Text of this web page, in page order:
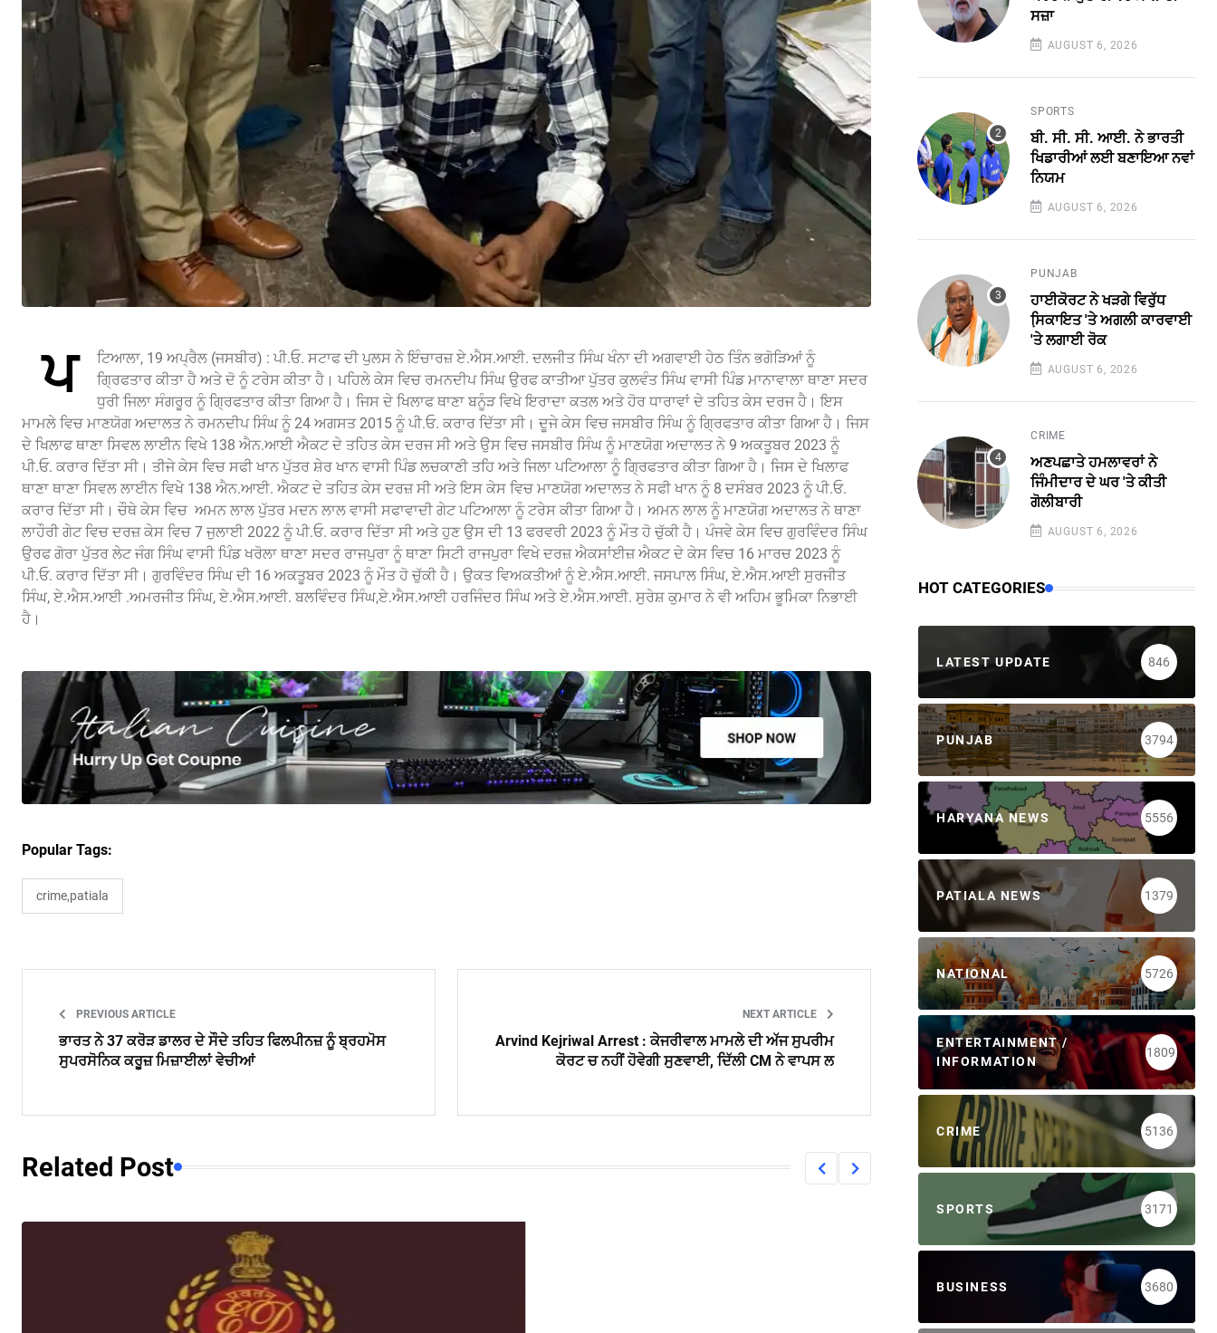
ਪ
ਟਿਆਲਾ, 19 ਅਪ੍ਰੈਲ (ਜਸਬੀਰ) : ਪੀ.ਓ. ਸਟਾਫ ਦੀ ਪੁਲਸ ਨੇ ਇੰਚਾਰਜ਼ ਏ.ਐਸ.ਆਈ. ਦਲਜੀਤ ਸਿੰਘ ਖੰਨਾ ਦੀ ਅਗਵਾਈ ਹੇਠ ਤਿੰਨ ਭਗੋੜਿਆਂ ਨੂੰ
ਗਿ੍ਰਫਤਾਰ ਕੀਤਾ ਹੈ ਅਤੇ ਦੋ ਨੂੰ ਟਰੇਸ ਕੀਤਾ ਹੈ। ਪਹਿਲੇ ਕੇਸ ਵਿਚ ਰਮਨਦੀਪ ਸਿੰਘ ਉਰਫ ਕਾਤੀਆ ਪੁੱਤਰ ਕੁਲਵੰਤ ਸਿੰਘ ਵਾਸੀ ਪਿੰਡ ਮਾਨਾਵਾਲਾ ਥਾਣਾ ਸਦਰ
ਧੁਰੀ ਜਿਲਾ ਸੰਗਰੂਰ ਨੂੰ ਗਿ੍ਰਫਤਾਰ ਕੀਤਾ ਗਿਆ ਹੈ। ਜਿਸ ਦੇ ਖਿਲਾਫ ਥਾਣਾ ਬਨੂੰੜ ਵਿਖੇ ਇਰਾਦਾ ਕਤਲ ਅਤੇ ਹੋਰ ਧਾਰਾਵਾਂ ਦੇ ਤਹਿਤ ਕੇਸ ਦਰਜ ਹੈ। ਇਸ
ਮਾਮਲੇ ਵਿਚ ਮਾਣਯੋਗ ਅਦਾਲਤ ਨੇ ਰਮਨਦੀਪ ਸਿੰਘ ਨੂੰ 24 ਅਗਸਤ 2015 ਨੂੰ ਪੀ.ਓ. ਕਰਾਰ ਦਿੱਤਾ ਸੀ। ਦੂਜੇ ਕੇਸ ਵਿਚ ਜਸਬੀਰ ਸਿੰਘ ਨੂੰ ਗਿ੍ਰਫਤਾਰ ਕੀਤਾ ਗਿਆ ਹੈ। ਜਿਸ
ਦੇ ਖਿਲਾਫ ਥਾਣਾ ਸਿਵਲ ਲਾਈਨ ਵਿਖੇ 138 ਐਨ.ਆਈ ਐਕਟ ਦੇ ਤਹਿਤ ਕੇਸ ਦਰਜ ਸੀ ਅਤੇ ਉਸ ਵਿਚ ਜਸਬੀਰ ਸਿੰਘ ਨੂੰ ਮਾਣਯੋਗ ਅਦਾਲਤ ਨੇ 9 ਅਕਤੂਬਰ 2023 ਨੂੰ
ਪੀ.ਓ. ਕਰਾਰ ਦਿੱਤਾ ਸੀ। ਤੀਜੇ ਕੇਸ ਵਿਚ ਸਫੀ ਖਾਨ ਪੁੱਤਰ ਸ਼ੇਰ ਖਾਨ ਵਾਸੀ ਪਿੰਡ ਲਚਕਾਣੀ ਤਹਿ ਅਤੇ ਜਿਲਾ ਪਟਿਆਲਾ ਨੂੰ ਗਿ੍ਰਫਤਾਰ ਕੀਤਾ ਗਿਆ ਹੈ। ਜਿਸ ਦੇ ਖਿਲਾਫ
ਥਾਣਾ ਥਾਣਾ ਸਿਵਲ ਲਾਈਨ ਵਿਖੇ 138 ਐਨ.ਆਈ. ਐਕਟ ਦੇ ਤਹਿਤ ਕੇਸ ਦਰਜ਼ ਸੀ ਅਤੇ ਇਸ ਕੇਸ ਵਿਚ ਮਾਣਯੋਗ ਅਦਾਲਤ ਨੇ ਸਫੀ ਖਾਨ ਨੂੰ 8 ਦਸੰਬਰ 2023 ਨੂੰ ਪੀ.ਓ.
ਕਰਾਰ ਦਿੱਤਾ ਸੀ। ਚੌਥੇ ਕੇਸ ਵਿਚ ਅਮਨ ਲਾਲ ਪੁੱਤਰ ਮਦਨ ਲਾਲ ਵਾਸੀ ਸਫਾਵਾਦੀ ਗੇਟ ਪਟਿਆਲਾ ਨੂੰ ਟਰੇਸ ਕੀਤਾ ਗਿਆ ਹੈ। ਅਮਨ ਲਾਲ ਨੂੰ ਮਾਣਯੋਗ ਅਦਾਲਤ ਨੇ ਥਾਣਾ
ਲਾਹੌਰੀ ਗੇਟ ਵਿਚ ਦਰਜ਼ ਕੇਸ ਵਿਚ 7 ਜੁਲਾਈ 2022 ਨੂੰ ਪੀ.ਓ. ਕਰਾਰ ਦਿੱਤਾ ਸੀ ਅਤੇ ਹੁਣ ਉਸ ਦੀ 13 ਫਰਵਰੀ 2023 ਨੂੰ ਮੌਤ ਹੋ ਚੁੱਕੀ ਹੈ। ਪੰਜਵੇ ਕੇਸ ਵਿਚ ਗੁਰਵਿੰਦਰ ਸਿੰਘ
ਉਰਫ ਗੋਰਾ ਪੁੱਤਰ ਲੇਟ ਜੰਗ ਸਿੰਘ ਵਾਸੀ ਪਿੰਡ ਖਰੋਲਾ ਥਾਣਾ ਸਦਰ ਰਾਜਪੁਰਾ ਨੂੰ ਥਾਣਾ ਸਿਟੀ ਰਾਜਪੁਰਾ ਵਿਖੇ ਦਰਜ਼ ਐਕਸਾਂਈਜ਼ ਐਕਟ ਦੇ ਕੇਸ ਵਿਚ 16 ਮਾਰਚ 2023 ਨੂੰ
ਪੀ.ਓ. ਕਰਾਰ ਦਿੱਤਾ ਸੀ। ਗੁਰਵਿੰਦਰ ਸਿੰਘ ਦੀ 16 ਅਕਤੂਬਰ 2023 ਨੂੰ ਮੌਤ ਹੋ ਚੁੱਕੀ ਹੈ। ਉਕਤ ਵਿਅਕਤੀਆਂ ਨੂੰ ਏ.ਐਸ.ਆਈ. ਜਸਪਾਲ ਸਿੰਘ, ਏ.ਐਸ.ਆਈ ਸੁਰਜੀਤ
ਸਿੰਘ, ਏ.ਐਸ.ਆਈ .ਅਮਰਜੀਤ ਸਿੰਘ, ਏ.ਐਸ.ਆਈ. ਬਲਵਿੰਦਰ ਸਿੰਘ,ਏ.ਐਸ.ਆਈ ਹਰਜਿੰਦਰ ਸਿੰਘ ਅਤੇ ਏ.ਐਸ.ਆਈ. ਸੁਰੇਸ਼ ਕੁਮਾਰ ਨੇ ਵੀ ਅਹਿਮ ਭੂਮਿਕਾ ਨਿਭਾਈ
ਹੈ।
Popular Tags:
crime,patiala
PREVIOUS ARTICLE
ਭਾਰਤ ਨੇ 37 ਕਰੋੜ ਡਾਲਰ ਦੇ ਸੌਦੇ ਤਹਿਤ ਫਿਲਪੀਨਜ਼ ਨੂੰ ਬ੍ਰਹਮੋਸ
ਸੁਪਰਸੋਨਿਕ ਕਰੂਜ਼ ਮਿਜ਼ਾਈਲਾਂ ਵੇਚੀਆਂ
NEXT ARTICLE
Arvind Kejriwal Arrest : ਕੇਜਰੀਵਾਲ ਮਾਮਲੇ ਦੀ ਅੱਜ ਸੁਪਰੀਮ
ਕੋਰਟ ਚ ਨਹੀਂ ਹੋਵੇਗੀ ਸੁਣਵਾਈ, ਦਿੱਲੀ CM ਨੇ ਵਾਪਸ ਲ
Related Post
ਸਜ਼ਾ
AUGUST 6, 2026
SPORTS
ਬੀ. ਸੀ. ਸੀ. ਆਈ. ਨੇ ਭਾਰਤੀ
ਖਿਡਾਰੀਆਂ ਲਈ ਬਣਾਇਆ ਨਵਾਂ
ਨਿਯਮ
AUGUST 6, 2026
PUNJAB
ਹਾਈਕੋਰਟ ਨੇ ਖੜਗੇ ਵਿਰੁੱਧ
ਸਿ਼ਕਾਇਤ 'ਤੇ ਅਗਲੀ ਕਾਰਵਾਈ
'ਤੇ ਲਗਾਈ ਰੋਕ
AUGUST 6, 2026
CRIME
ਅਣਪਛਾਤੇ ਹਮਲਾਵਰਾਂ ਨੇ
ਜਿੰਮੀਦਾਰ ਦੇ ਘਰ 'ਤੇ ਕੀਤੀ
ਗੋਲੀਬਾਰੀ
AUGUST 6, 2026
HOT CATEGORIES
LATEST UPDATE 846
PUNJAB 3794
HARYANA NEWS 5556
PATIALA NEWS 1379
NATIONAL 5726
ENTERTAINMENT /
INFORMATION
1809
CRIME 5136
SPORTS 3171
BUSINESS 3680